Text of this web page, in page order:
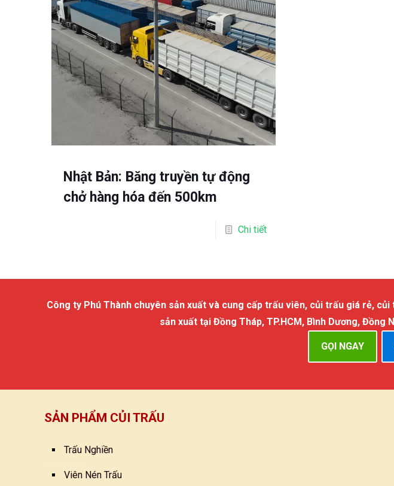
Nhật Bản: Băng truyền tự động
chở hàng hóa đến 500km
Chi tiết
Công ty Phú Thành chuyên sản xuất và cung cấp trấu viên, củi trấu giá rẻ,
sản xuất tại Đồng Tháp, TP.HCM, Bình Dương, Đồng
GỌI NGAY
SẢN PHẨM CỦI TRẤU
Trấu Nghiền
Viên Nén Trấu